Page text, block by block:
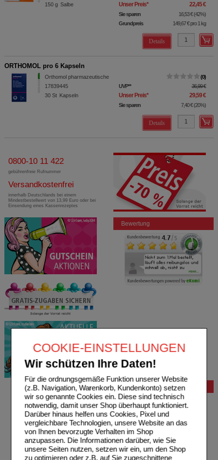
COOKIE-EINSTELLUNGEN
Wir schützen Ihre Daten!
Für die ordnungsgemäße Funktion unserer Website
(z.B. Navigation, Warenkorb, Kundenkonto) setzen
wir so genannte Cookies ein. Diese sind technisch
notwendig, damit unser Shop überhaupt funktioniert.
Darüber hinaus helfen uns Cookies, Pixel und
vergleichbare Technologien, unsere Website an das
von Ihnen bevorzugte Verhalten im Shop
anzupassen. Die Informationen darüber, wie Sie
unsere Seiten nutzen, setzen wir ein, um den Shop
zu optimieren oder z.B. auf Sie zugeschnittene
150 g Salbe Unser Preis* 22,45 €
Sie sparen 16,53 € (42%)
Grundpreis
149,67 €pro 1 kg
Details
ORTHOMOL pro 6 Kapseln
Orthomol pharmazeutische
17839445
30 St Kapseln
0
UVP** 36,99 €
Unser Preis* 29,59 €
Sie sparen 7,40 € (20%)
Details
0800-10 11 422
gebührenfreie Rufnummer
Versandkostenfrei
innerhalb Deutschlands bei einem
Mindestbestellwert von 13,99 Euro oder bei
Einsendung eines Kassenrezeptes
Bewertung
Bestellung
Hilfe zur Anmeldung
Hilfe zum Bestellvorgang
Zahlungsmöglichkeiten
Rezepte einlösen
Freiumschläge anfordern
Freiumschläge downloaden
Auslandsbestellung